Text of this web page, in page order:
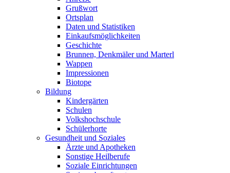
Grußwort
Ortsplan
Daten und Statistiken
Einkaufsmöglichkeiten
Geschichte
Brunnen, Denkmäler und Marterl
Wappen
Impressionen
Biotope
Bildung
Kindergärten
Schulen
Volkshochschule
Schülerhorte
Gesundheit und Soziales
Ärzte und Apotheken
Sonstige Heilberufe
Soziale Einrichtungen